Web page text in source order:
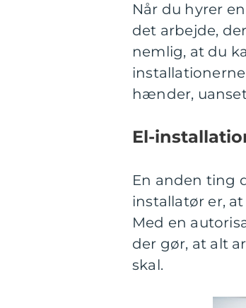
Når du hyrer
det arbejde,
nemlig, at du
hænder,
El-
En anden ting
installatør er,
Med en
der gør, at alt
skal.